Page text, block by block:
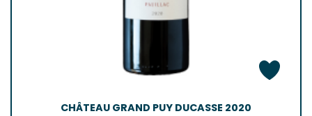
CHÂTEAU GRAND PUY DUCASSE 2020